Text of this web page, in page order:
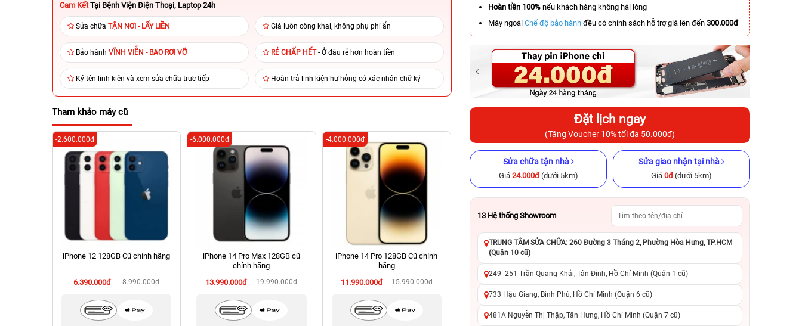
Cam Kết Tại Bệnh Viện Điện Thoại, Laptop 24h
Sửa chữa TẬN NƠI - LẤY LIỀN Giá luôn công khai, không phụ phí ẩn
Bảo hành VĨNH VIỄN - BAO RƠI VỠ RẺ CHẤP HẾT- Ở đâu rẻ hơn hoàn tiền
Ký tên linh kiện và xem sửa chữa trực tiếp Hoàn trả linh kiện hư hỏng có xác nhận chữ ký
Tham khảo máy cũ
iPhone 12 128GB Cũ chính hãng
6.390.000đ 8.990.000đ
-2.600.000đ
iPhone 14 Pro Max 128GB cũ
chính hãng
13.990.000đ
19.990.000đ
-6.000.000đ
iPhone 14 Pro 128GB Cũ chính
hãng
11.990.000đ
15.990.000đ
-4.000.000đ
iPhone 16 Pro Max 256GB Cũ
chính hãng
23.490.000đ
27.999.000đ
-4.509.000đ
hãng
9.490.000đ
13.990.000đ
-4.500.000đ -5.500.000đ
Hoàn tiền 100% nếu khách hàng không hài lòng
Máy ngoài Chế độ bảo hành đều có chính sách hỗ trợ giá lên đến 300.000đ
Đặt lịch ngay
(Tặng Voucher 10% tối đa 50.000đ)
Sửa chữa tận nhà
Giá 24.000đ(dưới 5km)
Sửa giao nhận tại nhà
Giá 0đ(dưới 5km)
13 Hệ thống Showroom
TRUNG TÂM SỬA CHỮA: 260 Đường 3 Tháng 2, Phường Hòa Hưng, TP.HCM
(Quận 10 cũ)
249 -251 Trần Quang Khải, Tân Định, Hồ Chí Minh (Quận 1 cũ)
733 Hậu Giang, Bình Phú, Hồ Chí Minh (Quận 6 cũ)
481A Nguyễn Thị Thập, Tân Hưng, Hồ Chí Minh (Quận 7 cũ)